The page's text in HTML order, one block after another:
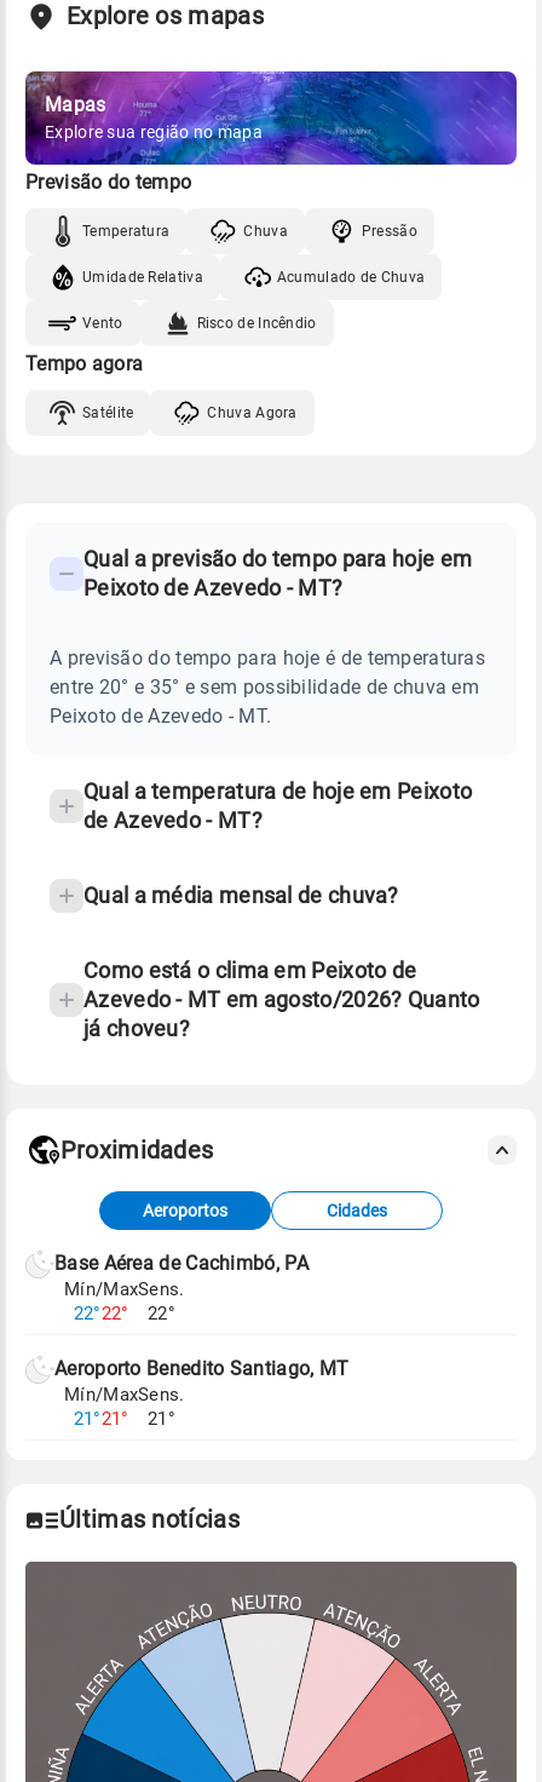
Explore os mapas
Mapas
Explore sua região no mapa
Previsão do tempo
Temperatura Chuva Pressão
Umidade Relativa Acumulado de Chuva
Vento Risco de Incêndio
Tempo agora
Satélite Chuva Agora
PREVISÃO
TEMPO
PEIXOTO
AZEVEDO
Perguntas
sobre
chuva
Qual a previsão do tempo para hoje em
Peixoto de Azevedo - MT?
A previsão do tempo para hoje é de temperaturas
entre 20° e 35° e sem possibilidade de chuva em
Peixoto de Azevedo - MT.
Qual a temperatura de hoje em Peixoto
de Azevedo - MT?
Qual a média mensal de chuva?
Fonte: 30 anos de dados de reanálise ERA5.
Como está o clima em Peixoto de
Azevedo - MT em agosto/2026? Quanto
já choveu?
Fonte: dados combinados de estações
meteorológicas e satélite do Centro de Previsão
de Tempo e Estudos Climáticos (CPTEC).
Para obter mais informações sobre os dados
Proximidades
Aeroportos Cidades
Base Aérea de Cachimbó, PA
Mín/Max
22°22°
Sens.
22°
Aeroporto Benedito Santiago, MT
Mín/Max
21°21°
Sens.
21°
Últimas notícias